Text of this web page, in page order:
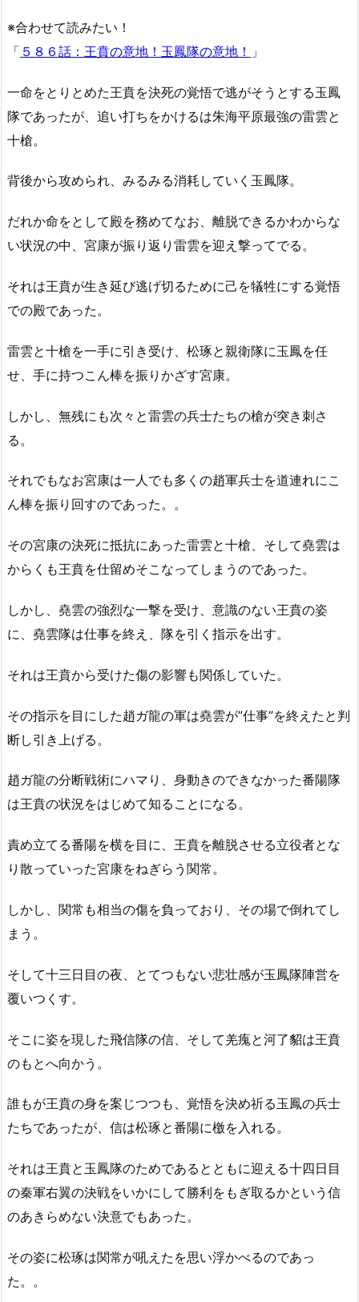
※合わせて読みたい！
「 ５８６話：王賁の意地！玉鳳隊の意地！ 」
一命をとりとめた王賁を決死の覚悟で逃がそうとする玉鳳
隊であったが、追い打ちをかけるは朱海平原最強の雷雲と
十槍。
背後から攻められ、みるみる消耗していく玉鳳隊。
だれか命をとして殿を務めてなお、離脱できるかわからな
い状況の中、宮康が振り返り雷雲を迎え撃ってでる。
それは王賁が生き延び逃げ切るために己を犠牲にする覚悟
での殿であった。
雷雲と十槍を一手に引き受け、松琢と親衛隊に玉鳳を任
せ、手に持つこん棒を振りかざす宮康。
しかし、無残にも次々と雷雲の兵士たちの槍が突き刺さ
る。
それでもなお宮康は一人でも多くの趙軍兵士を道連れにこ
ん棒を振り回すのであった。。
その宮康の決死に抵抗にあった雷雲と十槍、そして堯雲は
からくも王賁を仕留めそこなってしまうのであった。
しかし、堯雲の強烈な一撃を受け、意識のない王賁の姿
に、堯雲隊は仕事を終え、隊を引く指示を出す。
それは王賁から受けた傷の影響も関係していた。
その指示を目にした趙ガ龍の軍は堯雲が”仕事”を終えたと判
断し引き上げる。
趙ガ龍の分断戦術にハマり、身動きのできなかった番陽隊
は王賁の状況をはじめて知ることになる。
責め立てる番陽を横を目に、王賁を離脱させる立役者とな
り散っていった宮康をねぎらう関常。
しかし、関常も相当の傷を負っており、その場で倒れてし
まう。
そして十三日目の夜、とてつもない悲壮感が玉鳳隊陣営を
覆いつくす。
そこに姿を現した飛信隊の信、そして羌瘣と河了貂は王賁
のもとへ向かう。
誰もが王賁の身を案じつつも、覚悟を決め祈る玉鳳の兵士
たちであったが、信は松琢と番陽に檄を入れる。
それは王賁と玉鳳隊のためであるとともに迎える十四日目
の秦軍右翼の決戦をいかにして勝利をもぎ取るかという信
のあきらめない決意でもあった。
その姿に松琢は関常が吼えたを思い浮かべるのであっ
た。。